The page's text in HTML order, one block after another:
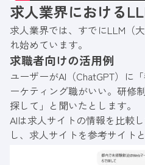
求人業界における
求人業界では、すでにLLM（
れ始めています。
求職者向けの活用例
ユーザーがAI（ChatGPT）に
ーケティング職がいい。研修
探して」と聞いたとします。
AIは求人サイトの情報を比較
し、求人サイトを参考サイト